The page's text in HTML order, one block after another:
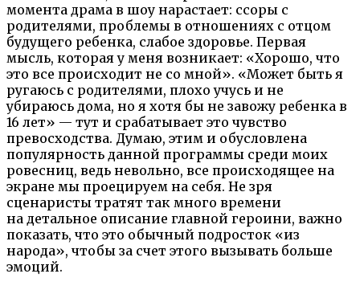
момента драма в шоу нарастает: ссоры с
родителями, проблемы в отношениях с отцом
будущего ребенка, слабое здоровье. Первая
мысль, которая у меня возникает: «Хорошо, что
это все происходит не со мной». «Может быть я
ругаюсь с родителями, плохо учусь и не
убираюсь дома, но я хотя бы не завожу ребенка в
16 лет» — тут и срабатывает это чувство
превосходства. Думаю, этим и обусловлена
популярность данной программы среди моих
ровесниц, ведь невольно, все происходящее на
экране мы проецируем на себя. Не зря
сценаристы тратят так много времени
на детальное описание главной героини, важно
показать, что это обычный подросток «из
народа», чтобы за счет этого вызывать больше
эмоций.